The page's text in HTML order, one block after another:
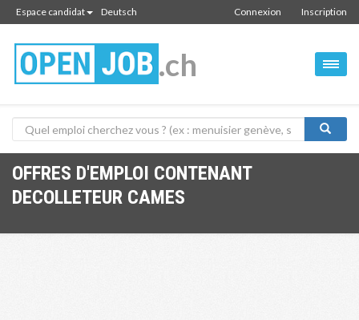
Espace candidat Deutsch Inscription
Connexion
.ch
OFFRES D'EMPLOI CONTENANT
DECOLLETEUR CAMES